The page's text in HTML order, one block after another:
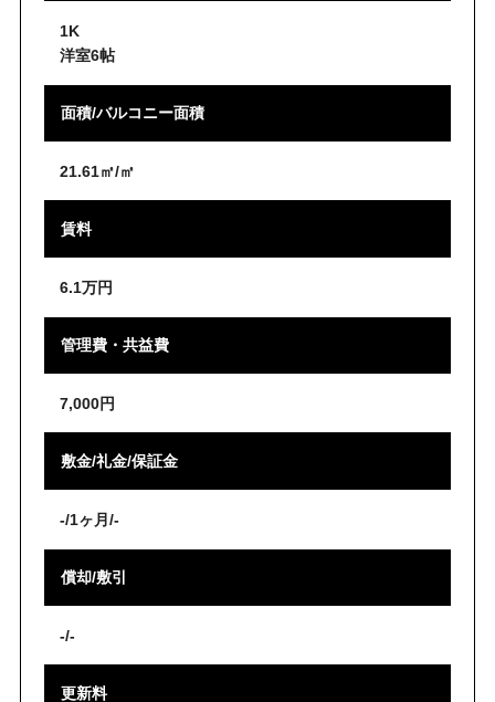
1K
洋室6帖
面積/バルコニー面積
21.61㎡/㎡
賃料
6.1万円
管理費・共益費
7,000円
敷金/礼金/保証金
-/1ヶ月/-
償却/敷引
-/-
更新料